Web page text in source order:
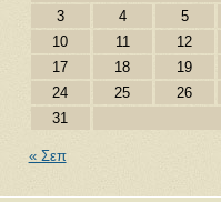
3
4 5
10
11 12
17
18 19
24
25 26
31
« Σεπ